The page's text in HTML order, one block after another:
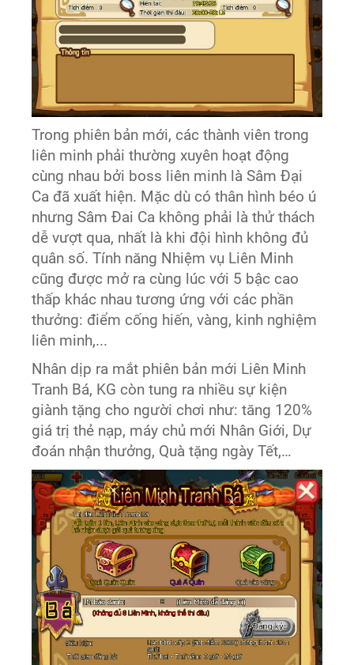
Trong phiên bản mới, các thành viên trong
liên minh phải thường xuyên hoạt động
cùng nhau bởi boss liên minh là Sâm Đại
Ca đã xuất hiện. Mặc dù có thân hình béo ú
nhưng Sâm Đai Ca không phải là thử thách
dễ vượt qua, nhất là khi đội hình không đủ
quân số. Tính năng Nhiệm vụ Liên Minh
cũng được mở ra cùng lúc với 5 bậc cao
thấp khác nhau tương ứng với các phần
thưởng: điểm cống hiến, vàng, kinh nghiệm
liên minh,...
Nhân dịp ra mắt phiên bản mới Liên Minh
Tranh Bá, KG còn tung ra nhiều sự kiện
giành tặng cho người chơi như: tăng 120%
giá trị thẻ nạp, máy chủ mới Nhân Giới, Dự
đoán nhận thưởng, Quà tặng ngày Tết,…